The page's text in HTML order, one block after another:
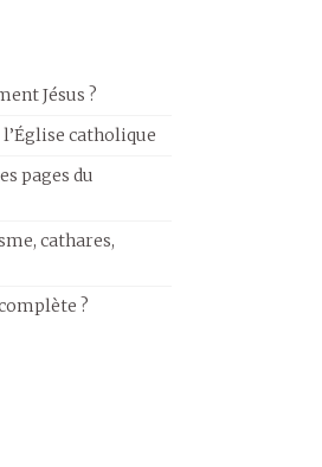
Jésus ?
catholique
pages du
cathares,
?